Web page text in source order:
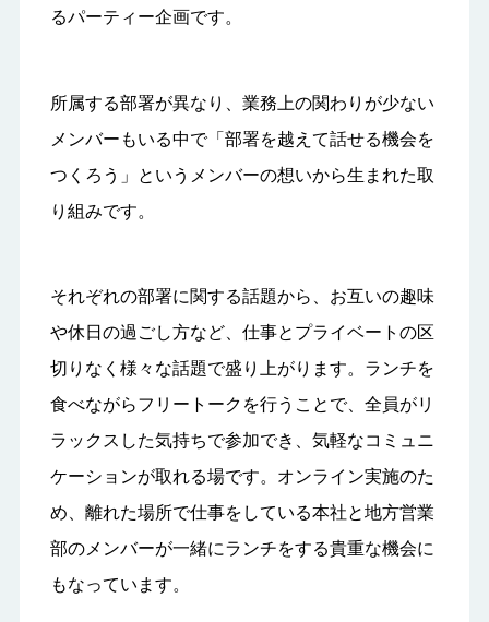
るパーティー企画です。
所属する部署が異なり、業務上の関わりが少ない
メンバーもいる中で「部署を越えて話せる機会を
つくろう」というメンバーの想いから生まれた取
り組みです。
それぞれの部署に関する話題から、お互いの趣味
や休日の過ごし方など、仕事とプライベートの区
切りなく様々な話題で盛り上がります。ランチを
食べながらフリートークを行うことで、全員がリ
ラックスした気持ちで参加でき、気軽なコミュニ
ケーションが取れる場です。オンライン実施のた
め、離れた場所で仕事をしている本社と地方営業
部のメンバーが一緒にランチをする貴重な機会に
もなっています。